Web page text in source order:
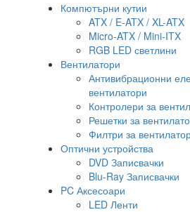
Компютърни кутии
ATX / E-ATX / XL-ATX
Micro-ATX / Mini-ITX
RGB LED светлини
Вентилатори
Антивибрационни
вентилатори
Контролери за
Решетки за
Филтри за
Оптични устройства
DVD Записвачки
Blu-Ray Записвачки
PC Аксесоари
LED Ленти